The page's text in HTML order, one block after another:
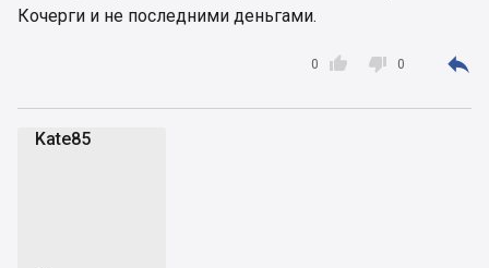
Кочерги и не последними деньгами.

0  0 
Kate85